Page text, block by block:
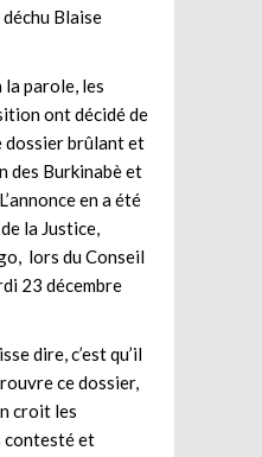
Blaise
la parole, les
ont décidé de
dossier brûlant et
des Burkinabè et
en a été
la Justice,
lors du Conseil
23 décembre
dire, c’est qu’il
ce dossier,
croit les
contesté et